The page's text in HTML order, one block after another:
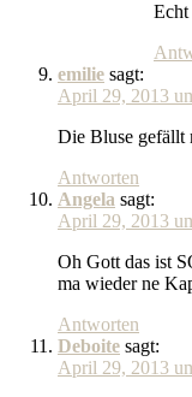
Echt
emilie sagt:
April 29, 2013
Die Bluse gefällt
Antworten
Angela sagt:
April 29, 2013
Oh Gott das ist
ma wieder ne
Antworten
Deboite sagt:
April 29, 2013